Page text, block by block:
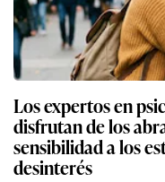
Los expertos en
disfrutan de los
sensibilidad a los
desinterés